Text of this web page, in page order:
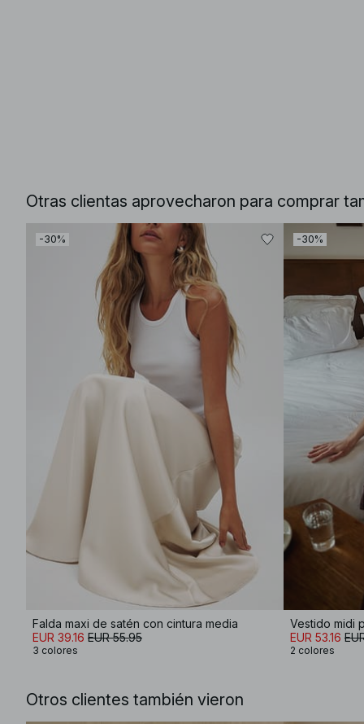
Otras clientas aprovecharon para comprar
-30%
Falda maxi de satén con cintura media
EUR 39.16 EUR 55.95
3 colores
-30%
EUR 53.16
2 colores
Otros clientes también vieron